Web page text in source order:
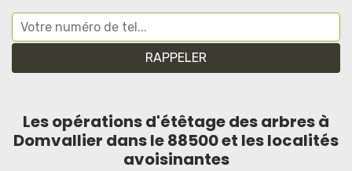
Les opérations d'étêtage des arbres à
Domvallier dans le 88500 et les localités
avoisinantes